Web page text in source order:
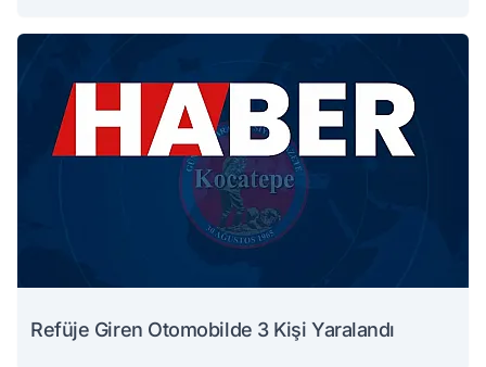
Refüje Giren Otomobilde 3 Kişi Yaralandı